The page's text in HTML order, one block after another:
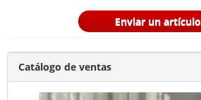
Enviar un artículo
Catálogo de ventas